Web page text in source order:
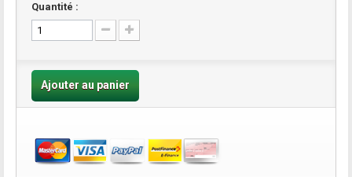
Quantité :
Ajouter au panier